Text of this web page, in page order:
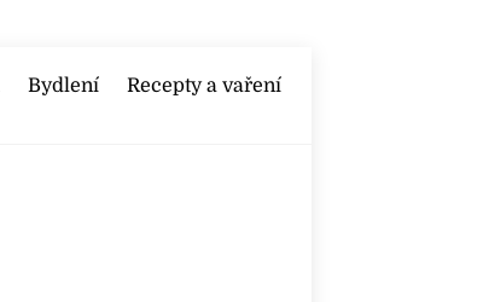
Bydlení Recepty a vaření